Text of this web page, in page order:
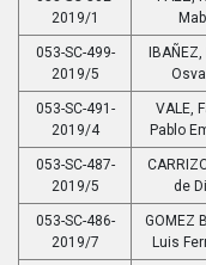
2019/1
053-SC-499-
2019/5
053-SC-491-
2019/4
VALE,
Pablo
053-SC-487-
2019/5
de
053-SC-486-
2019/7
GOMEZ
Luis